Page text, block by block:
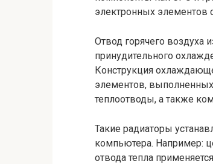
электронных элементов
Отвод горячего воздуха
принудительного
Конструкция
элементов,
теплоотводы, а также
Такие радиаторы
компьютера. Например:
отвода тепла